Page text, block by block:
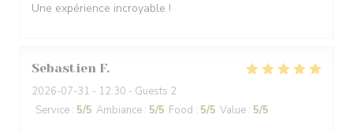
Une expérience incroyable !
Sebastien F
2026-07-31 - 12:30 - Guests 2
Service : 5/5 Ambiance : 5/5 Food : 5/5 Value : 5/5